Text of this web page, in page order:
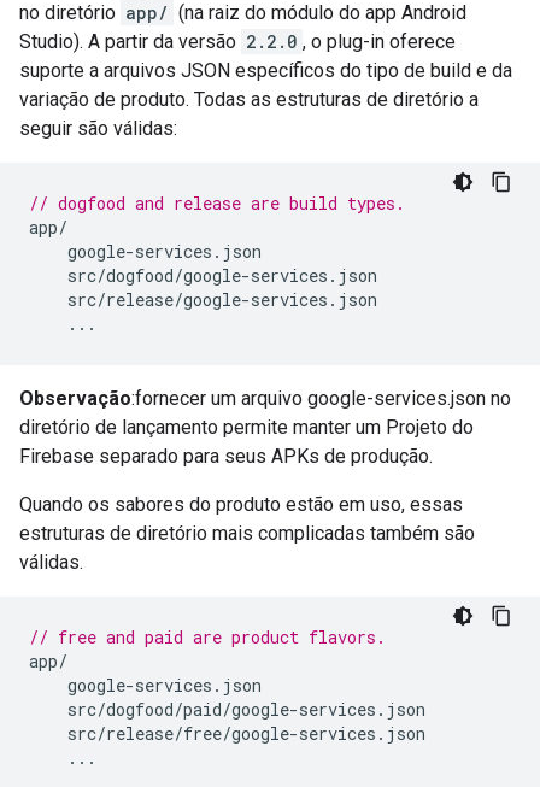
no diretório app/ (na raiz do módulo do app Android
Studio). A partir da versão 2.2.0 , o plug-in oferece
suporte a arquivos JSON específicos do tipo de build e da
variação de produto. Todas as estruturas de diretório a
seguir são válidas:
// dogfood and release are build types.
app/
google-services . json
src/dogfood/google-services . json
src/release/google-services . json
...
Observação:fornecer um arquivo google-services.json no
diretório de lançamento permite manter um Projeto do
Firebase separado para seus APKs de produção.
Quando os sabores do produto estão em uso, essas
estruturas de diretório mais complicadas também são
válidas.
// free and paid are product flavors.
app/
google-services . json
src/dogfood/paid/google-services . json
src/release/free/google-services . json
...